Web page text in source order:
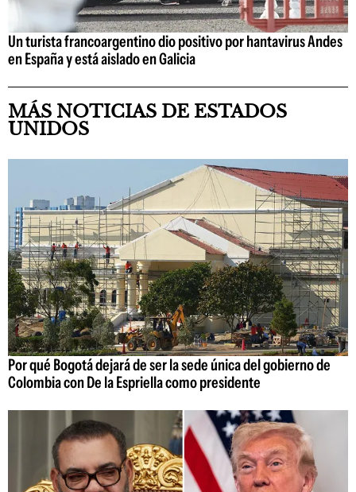
Un turista francoargentino dio positivo por hantavirus Andes
en España y está aislado en Galicia
MÁS NOTICIAS DE ESTADOS
UNIDOS
Por qué Bogotá dejará de ser la sede única del gobierno de
Colombia con De la Espriella como presidente